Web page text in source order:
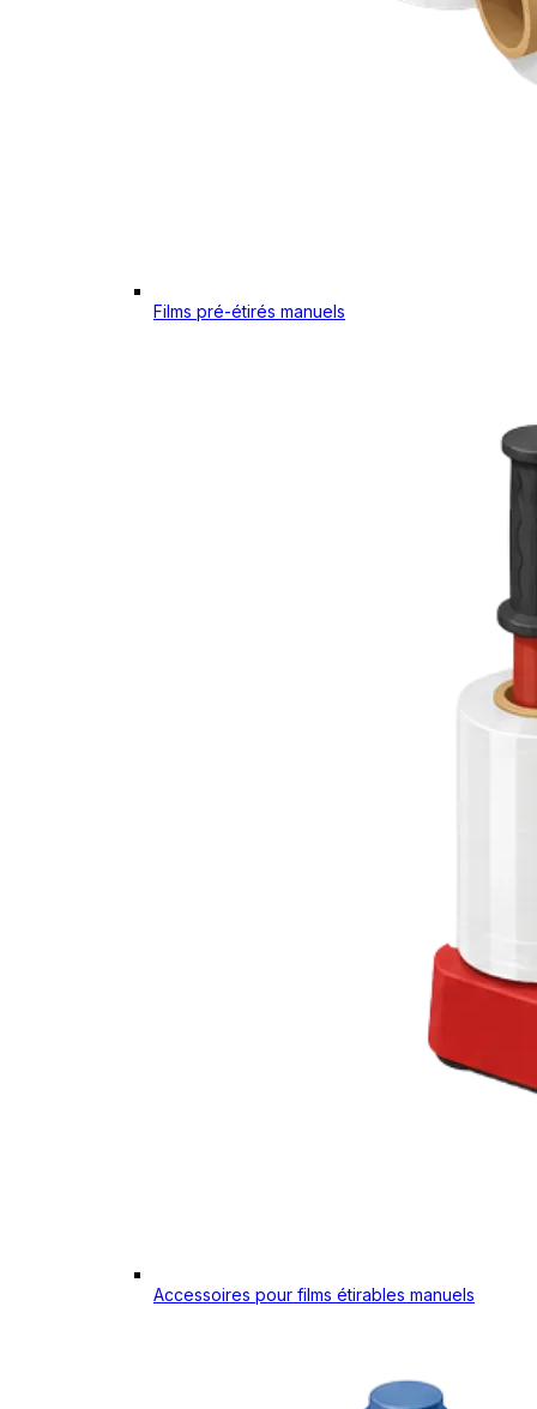
Films pré-étirés manuels
Accessoires pour films étirables manuels